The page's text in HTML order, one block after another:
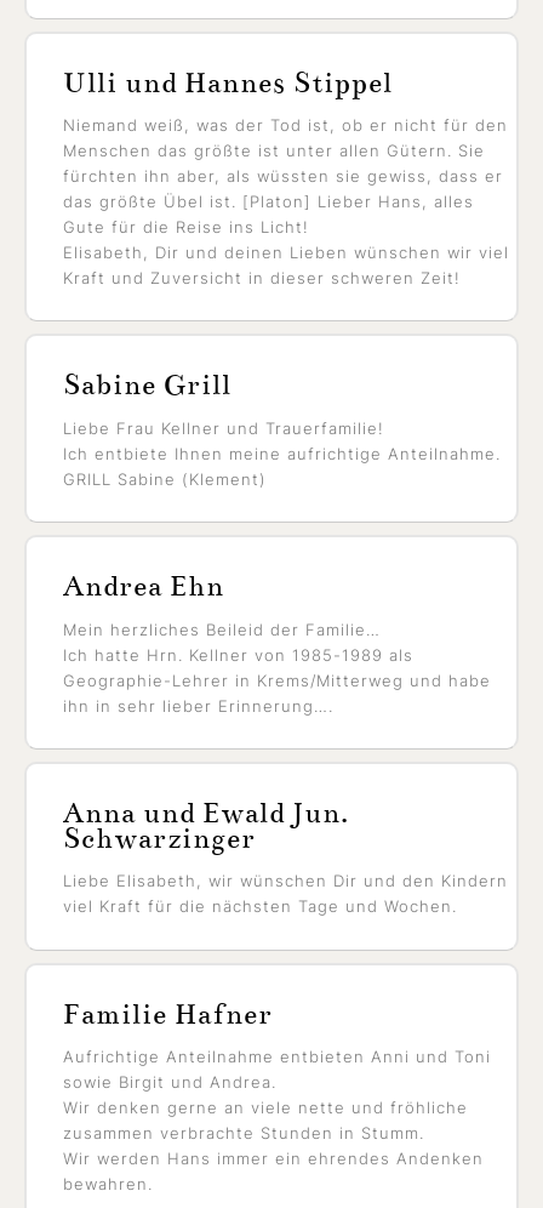
Ulli und Hannes Stippel
Niemand weiß, was der Tod ist, ob er nicht für den
Menschen das größte ist unter allen Gütern. Sie
fürchten ihn aber, als wüssten sie gewiss, dass er
das größte Übel ist. [Platon] Lieber Hans, alles
Gute für die Reise ins Licht!
Elisabeth, Dir und deinen Lieben wünschen wir viel
Kraft und Zuversicht in dieser schweren Zeit!
Sabine Grill
Liebe Frau Kellner und Trauerfamilie!
Ich entbiete Ihnen meine aufrichtige Anteilnahme.
GRILL Sabine (Klement)
Andrea Ehn
Mein herzliches Beileid der Familie…
Ich hatte Hrn. Kellner von 1985-1989 als
Geographie-Lehrer in Krems/Mitterweg und habe
ihn in sehr lieber Erinnerung….
Anna und Ewald Jun.
Schwarzinger
Liebe Elisabeth, wir wünschen Dir und den Kindern
viel Kraft für die nächsten Tage und Wochen.
Familie Hafner
Aufrichtige Anteilnahme entbieten Anni und Toni
sowie Birgit und Andrea.
Wir denken gerne an viele nette und fröhliche
zusammen verbrachte Stunden in Stumm.
Wir werden Hans immer ein ehrendes Andenken
bewahren.